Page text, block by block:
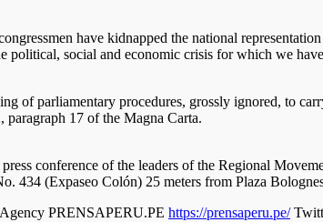
have kidnapped the national
political, social and economic crisis for which we
of parliamentary procedures, grossly ignored, to
paragraph 17 of the Magna Carta.
conference of the leaders of the Regional
434 (Expaseo Colón) 25 meters from Plaza
PRENSAPERU.PE https://prensaperu.pe/